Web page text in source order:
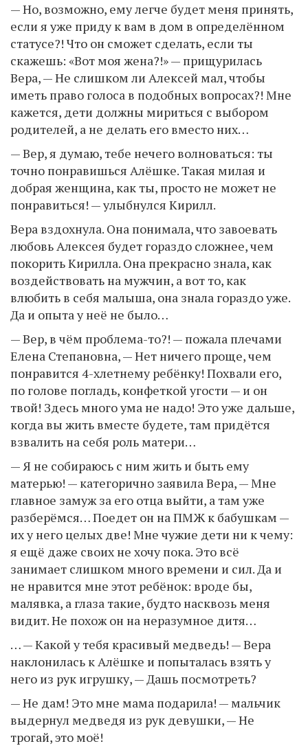
— Но, возможно, ему легче будет меня принять,
если я уже приду к вам в дом в определённом
статусе?! Что он сможет сделать, если ты
скажешь: «Вот моя жена?!» — прищурилась
Вера, — Не слишком ли Алексей мал, чтобы
иметь право голоса в подобных вопросах?! Мне
кажется, дети должны мириться с выбором
родителей, а не делать его вместо них…
— Вер, я думаю, тебе нечего волноваться: ты
точно понравишься Алёшке. Такая милая и
добрая женщина, как ты, просто не может не
понравиться! — улыбнулся Кирилл.
Вера вздохнула. Она понимала, что завоевать
любовь Алексея будет гораздо сложнее, чем
покорить Кирилла. Она прекрасно знала, как
воздействовать на мужчин, а вот то, как
влюбить в себя малыша, она знала гораздо уже.
Да и опыта у неё не было…
— Вер, в чём проблема-то?! — пожала плечами
Елена Степановна, — Нет ничего проще, чем
понравится 4-хлетнему ребёнку! Похвали его,
по голове погладь, конфеткой угости — и он
твой! Здесь много ума не надо! Это уже дальше,
когда вы жить вместе будете, там придётся
взвалить на себя роль матери…
— Я не собираюсь с ним жить и быть ему
матерью! — категорично заявила Вера, — Мне
главное замуж за его отца выйти, а там уже
разберёмся… Поедет он на ПМЖ к бабушкам —
их у него целых две! Мне чужие дети ни к чему:
я ещё даже своих не хочу пока. Это всё
занимает слишком много времени и сил. Да и
не нравится мне этот ребёнок: вроде бы,
малявка, а глаза такие, будто насквозь меня
видит. Не похож он на неразумное дитя…
… — Какой у тебя красивый медведь! — Вера
наклонилась к Алёшке и попыталась взять у
него из рук игрушку, — Дашь посмотреть?
— Не дам! Это мне мама подарила! — мальчик
выдернул медведя из рук девушки, — Не
трогай, это моё!